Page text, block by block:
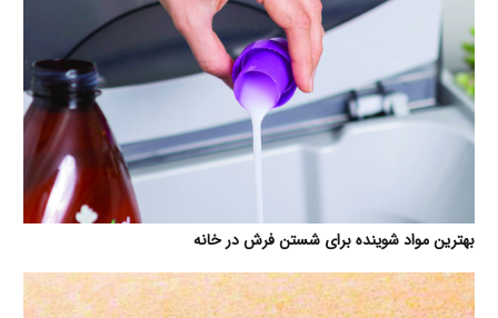
بهترین مواد شوینده برای شستن فرش در خانه